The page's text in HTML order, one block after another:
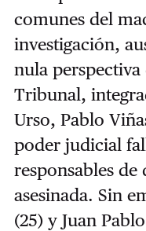
comunes del
investigación,
nula
Tribunal,
Urso, Pablo
poder judicial
responsables de
asesinada. Sin
(25) y Juan